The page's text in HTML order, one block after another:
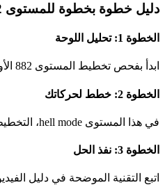
دليل خطوة بخطوة للمستوى 882
الخطوة 1: تحليل اللوحة
ابدأ بفحص تخطيط المستوى 882 الأولي. ابحث عن أنماط الألوان الواضحة وفرص المطابقة المحتملة.
الخطوة 2: خطط لحركاتك
في هذا المستوى hell mode، التخطيط الدقيق ضروري. ضع في اعتبارك كيف ستؤثر كل حركة على الحالة العامة للوحة.
الخطوة 3: نفذ الحل
اتبع التقنية الموضحة في دليل الفيديو